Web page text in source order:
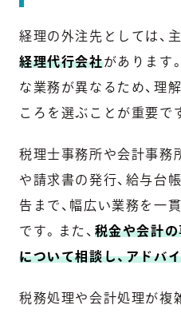
経理の外注先としては、
経理代行会社があります
な業務が異なるため、理
ころを選ぶことが重要で
税理士事務所や会計事務
や請求書の発行、給与台
告まで、幅広い業務を一
です。また、 税金や会計
について相談し、アドバ
税務処理や会計処理が複